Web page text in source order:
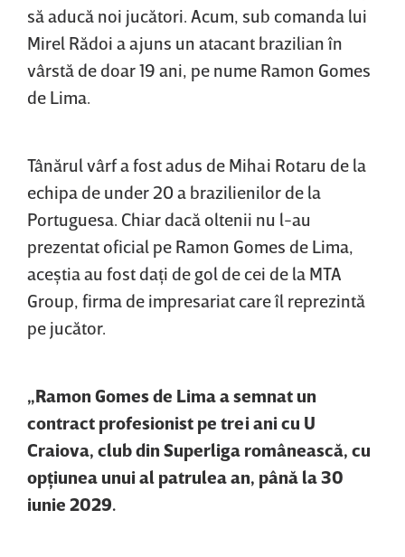
să aducă noi jucători. Acum, sub comanda lui
Mirel Rădoi a ajuns un atacant brazilian în
vârstă de doar 19 ani, pe nume Ramon Gomes
de Lima.
Tânărul vârf a fost adus de Mihai Rotaru de la
echipa de under 20 a brazilienilor de la
Portuguesa. Chiar dacă oltenii nu l-au
prezentat oficial pe Ramon Gomes de Lima,
aceştia au fost daţi de gol de cei de la MTA
Group, firma de impresariat care îl reprezintă
pe jucător.
„Ramon Gomes de Lima a semnat un
contract profesionist pe trei ani cu U
Craiova, club din Superliga românească, cu
opţiunea unui al patrulea an, până la 30
iunie 2029.